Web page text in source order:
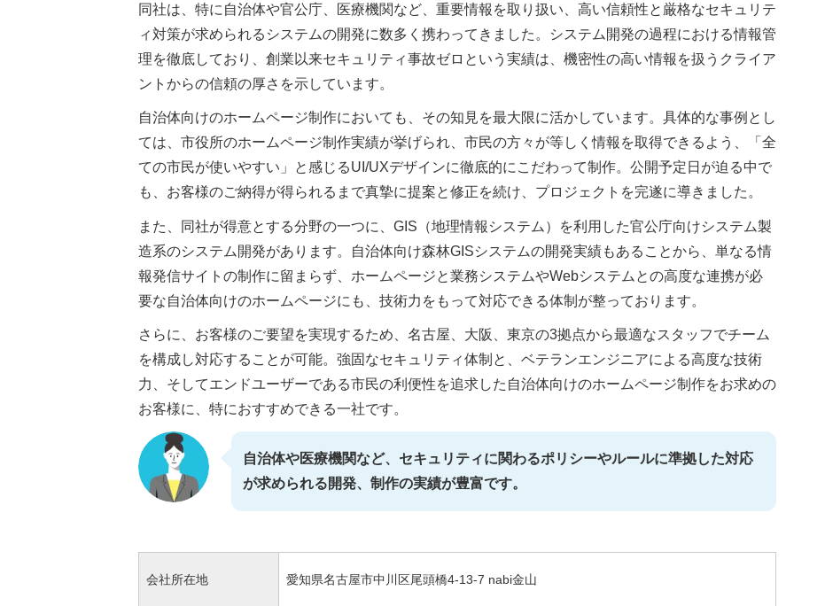
同社は、特に自治体や官公庁、医療機関など、重要情報を取り扱い、高い信頼性と厳格なセキュリテ
ィ対策が求められるシステムの開発に数多く携わってきました。システム開発の過程における情報管
理を徹底しており、創業以来セキュリティ事故ゼロという実績は、機密性の高い情報を扱うクライア
ントからの信頼の厚さを示しています。
自治体向けのホームページ制作においても、その知見を最大限に活かしています。具体的な事例とし
ては、市役所のホームページ制作実績が挙げられ、市民の方々が等しく情報を取得できるよう、「全
ての市民が使いやすい」と感じるUI/UXデザインに徹底的にこだわって制作。公開予定日が迫る中で
も、お客様のご納得が得られるまで真摯に提案と修正を続け、プロジェクトを完遂に導きました。
また、同社が得意とする分野の一つに、GIS（地理情報システム）を利用した官公庁向けシステム製
造系のシステム開発があります。自治体向け森林GISシステムの開発実績もあることから、単なる情
報発信サイトの制作に留まらず、ホームページと業務システムやWebシステムとの高度な連携が必
要な自治体向けのホームページにも、技術力をもって対応できる体制が整っております。
さらに、お客様のご要望を実現するため、名古屋、大阪、東京の3拠点から最適なスタッフでチーム
を構成し対応することが可能。強固なセキュリティ体制と、ベテランエンジニアによる高度な技術
力、そしてエンドユーザーである市民の利便性を追求した自治体向けのホームページ制作をお求めの
お客様に、特におすすめできる一社です。
自治体や医療機関など、セキュリティに関わるポリシーやルールに準拠した対応
が求められる開発、制作の実績が豊富です。
会社所在地 愛知県名古屋市中川区尾頭橋4-13-7 nabi金山